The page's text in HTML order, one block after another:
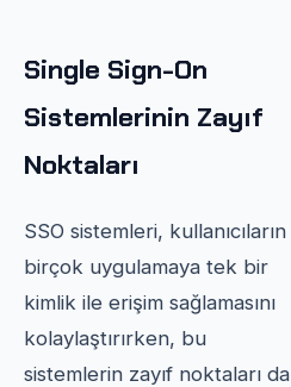
Single Sign-On
Sistemlerinin Zayıf
Noktaları
SSO sistemleri, kullanıcıların
birçok uygulamaya tek bir
kimlik ile erişim sağlamasını
kolaylaştırırken, bu
sistemlerin zayıf noktaları da